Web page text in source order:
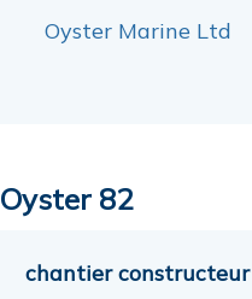
Oyster Marine Ltd
Oyster 82
chantier constructeur